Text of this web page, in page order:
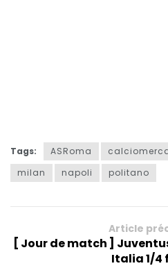
Tags: ASRoma
milan
napoli politano
Article
[ Jour de match ]
Italia 1/4